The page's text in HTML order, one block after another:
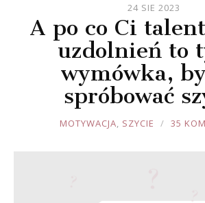
24 SIE 2023
A po co Ci
uzdolnień to
wymówka,
spróbować
JOULE
MOTYWACJA, SZYCIE 35